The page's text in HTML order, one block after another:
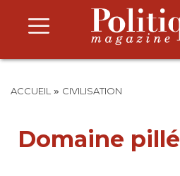
ACCUEIL » CIVILISATION
Domaine pillé